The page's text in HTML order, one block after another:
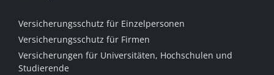
Versicherungsschutz für Einzelpersonen
Versicherungsschutz für Firmen
Versicherungen für Universitäten, Hochschulen und
Studierende